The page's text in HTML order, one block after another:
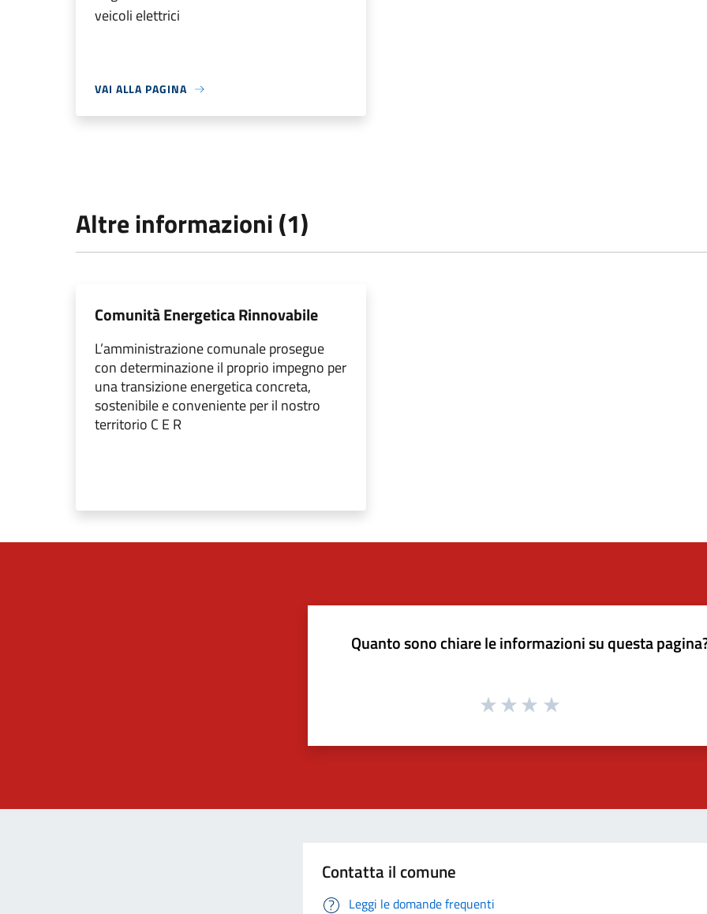
veicoli elettrici
VAI ALLA PAGINA
Altre informazioni (1)
Comunità Energetica Rinnovabile
L’amministrazione comunale prosegue
con determinazione il proprio impegno per
una transizione energetica concreta,
sostenibile e conveniente per il nostro
territorio C E R
Quanto sono chiare le informazioni su questa
Contatta il comune
Leggi le domande frequenti